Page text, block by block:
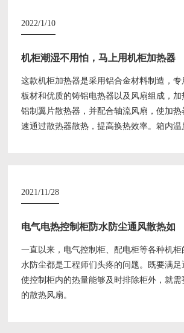
2022/1/10
机柜潮湿不用怕，马上用机柜加热器
这款机柜加热器是采用铝合金材料制造，
板材和优质的铸铝电热器以及风扇组成，
铝制翼片散热器，并配合轴流风扇，使加热
速通过散热器散热，提高换热效率。箱内温
2021/11/28
电气电热控制柜防水防尘通风散热如
一直以来，电气控制柜、配电柜等各种机
水防尘都是工程师们头疼的问题。既要满足
使控制柜内的热量能够及时排除柜外，就
的散热风扇。